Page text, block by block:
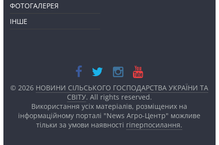
ФОТОГАЛЕРЕЯ
ІНШЕ
© 2026 НОВИНИ СІЛЬСЬКОГО ГОСПОДАРСТВА УКРАЇНИ ТА
СВІТУ. All rights reserved.
Використання усіх матеріалів, розміщених на
інформаційному порталі "News Агро-Центр" можливе
тільки за умови наявності гіперпосилання.